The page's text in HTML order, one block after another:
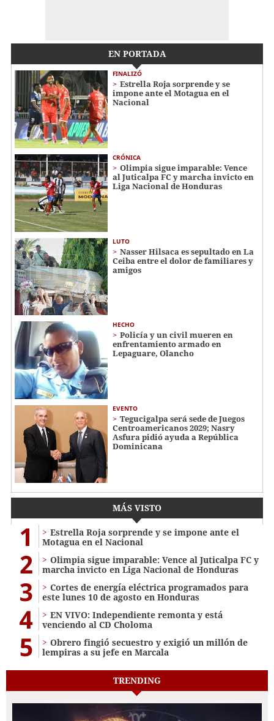
EN PORTADA
FINALIZÓ
Estrella Roja sorprende y se
impone ante el Motagua en el
Nacional
CRÓNICA
Olimpia sigue imparable: Vence
al Juticalpa FC y marcha invicto en
Liga Nacional de Honduras
LUTO
Nasser Hilsaca es sepultado en La
Ceiba entre el dolor de familiares y
amigos
HECHO
Policía y un civil mueren en
enfrentamiento armado en
Lepaguare, Olancho
EVENTO
Tegucigalpa será sede de Juegos
Centroamericanos 2029; Nasry
Asfura pidió ayuda a República
Dominicana
MÁS VISTO
1
Estrella Roja sorprende y se impone ante el
Motagua en el Nacional
2
Olimpia sigue imparable: Vence al Juticalpa FC y
marcha invicto en Liga Nacional de Honduras
3
Cortes de energía eléctrica programados para
este lunes 10 de agosto en Honduras
4
EN VIVO: Independiente remonta y está
venciendo al CD Choloma
5
Obrero fingió secuestro y exigió un millón de
lempiras a su jefe en Marcala
TRENDING